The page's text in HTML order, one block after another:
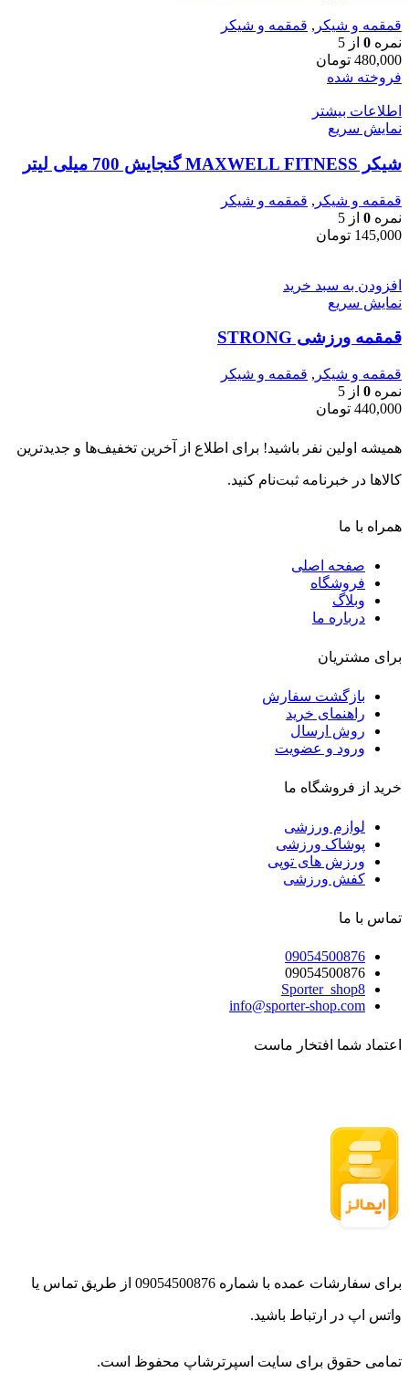
قمقمه و شیکر , قمقمه و شیکر
نمره 0 از 5
480,000 تومان
فروخته شده
اطلاعات بیشتر
نمایش سریع
شیکر MAXWELL FITNESS گنجایش 700 میلی لیتر
قمقمه و شیکر , قمقمه و شیکر
نمره 0 از 5
145,000 تومان
افزودن به سبد خرید
نمایش سریع
قمقمه ورزشی STRONG
قمقمه و شیکر , قمقمه و شیکر
نمره 0 از 5
440,000 تومان
همیشه اولین نفر باشید! برای اطلاع از آخرین تخفیف‌ها و جدیدترین
کالاها در خبرنامه ثبت‌نام کنید.
همراه با ما
صفحه اصلی
فروشگاه
وبلاگ
درباره ما
برای مشتریان
بازگشت سفارش
راهنمای خرید
روش ارسال
ورود و عضویت
خرید از فروشگاه ما
لوازم ورزشی
پوشاک ورزشی
ورزش های توپی
کفش ورزشی
تماس با ما
09054500876
09054500876
Sporter_shop8
info@sporter-shop.com
اعتماد شما افتخار ماست
برای سفارشات عمده با شماره 09054500876 از طریق تماس یا
واتس اپ در ارتباط باشید.
تمامی حقوق برای سایت اسپرترشاپ محفوظ است.